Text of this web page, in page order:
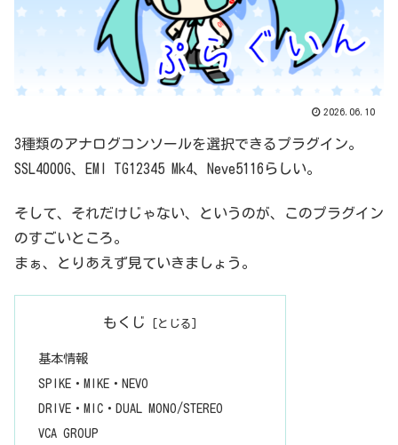
2026.06.10
3種類のアナログコンソールを選択できるプラグイン。
SSL4000G、EMI TG12345 Mk4、Neve5116らしい。
そして、それだけじゃない、というのが、このプラグイン
のすごいところ。
まぁ、とりあえず見ていきましょう。
もくじ
基本情報
SPIKE・MIKE・NEVO
DRIVE・MIC・DUAL MONO/STEREO
VCA GROUP